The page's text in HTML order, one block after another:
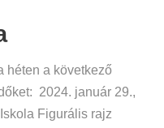
héten a következő
2024. január 29.,
Figurális rajz